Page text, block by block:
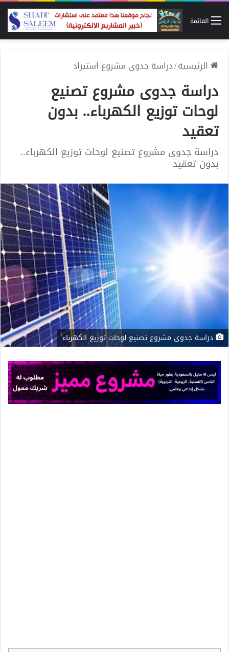
القائمة
الرئيسية/دراسة جدوى مشروع استيراد
دراسة جدوى مشروع تصنيع
لوحات توزيع الكهرباء.. بدون
تعقيد
دراسة جدوى مشروع تصنيع لوحات توزيع الكهرباء..
بدون تعقيد
دراسة جدوى مشروع تصنيع لوحات توزيع الكهرباء